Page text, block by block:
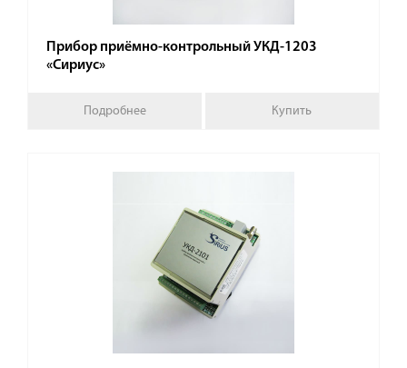
Прибор приёмно-контрольный УКД-1203
«Сириус»
Подробнее Купить